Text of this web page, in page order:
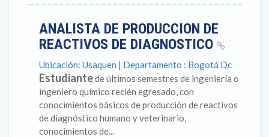
ANALISTA DE PRODUCCION DE
REACTIVOS DE DIAGNOSTICO
Ubicación: Usaquen | Departamento : Bogotá Dc
Estudiantede últimos semestres de ingeniería o
ingeniero químico recién egresado, con
conocimientos básicos de producción de reactivos
de diagnóstico humano y veterinario,
conocimientos de...